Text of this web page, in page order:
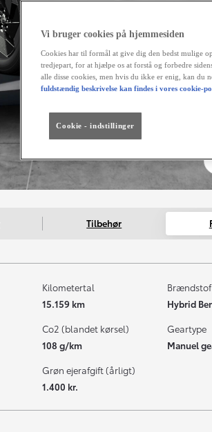
Tilbehør
Kilometertal
15.159 km
Brændstof
Hybrid
Co2 (blandet kørsel)
108 g/km
Geartype
Manuel
Grøn ejerafgift (årligt)
1.400 kr.
Vi bruger cookies på hjemmesiden
Cookies har til formål at give dig den bedst mulige
tredjepart, for at hjælpe os at forstå og forbedre
alle disse cookies, men hvis du ikke er enig, kan du
fuldstændig beskrivelse kan findes i vores cookie-
Cookie - indstillinger